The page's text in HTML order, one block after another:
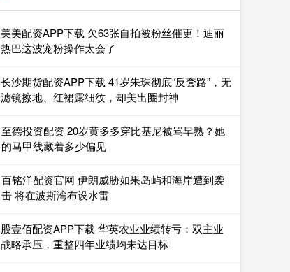
美美配资APP下载 欠63张自拍被粉丝催更！迪丽
热巴这波宠粉操作太会了
长沙期货配资APP下载 41岁朱珠彻底“反套路”，无
滤镜擦地、红裙露细纹，却美出圈封神
至德投资配资 20岁黄多多穿比基尼被骂早熟？她
的马甲线藏着多少偏见
百铭洋配资官网 伊朗威胁如果岛屿和海岸遭到袭
击 将在波斯湾布设水雷
股壹佰配资APP下载 华英农业业绩转亏：双主业
战略承压，重整四年业绩均未达目标